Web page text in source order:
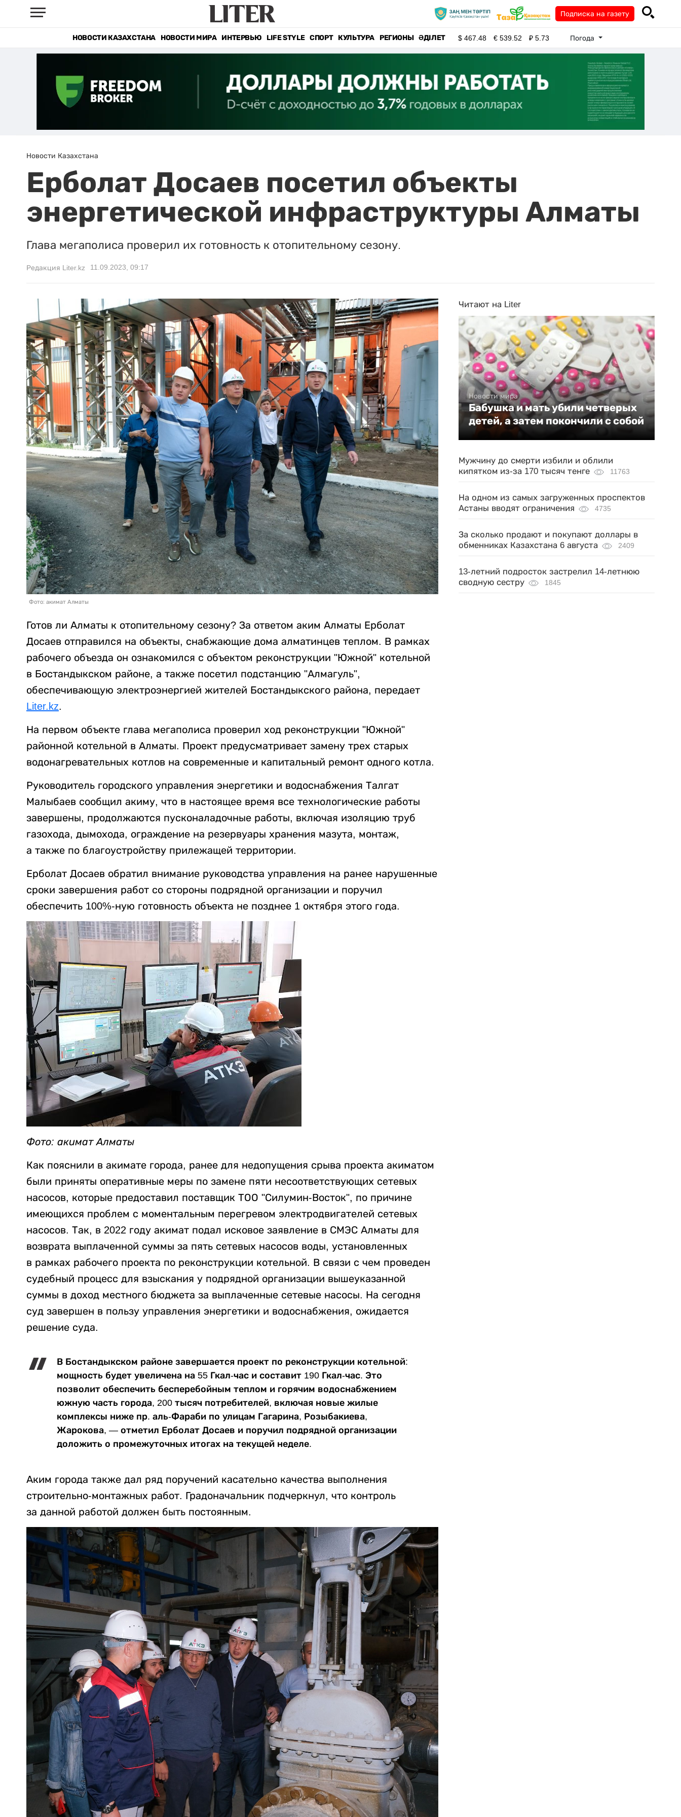
Подписка на газету
НОВОСТИ КАЗАХСТАНА НОВОСТИ МИРА ИНТЕРВЬЮ LIFE STYLE СПОРТ КУЛЬТУРА РЕГИОНЫ ӘДІЛЕТ $467.48 €539.52 ₽5.73 Погода
Новости Казахстана
Ерболат Досаев посетил объекты
энергетической инфраструктуры Алматы
Глава мегаполиса проверил их готовность к отопительному сезону.
Редакция Liter.kz 11.09.2023, 09:17
Фото: акимат Алматы
Готов ли Алматы к отопительному сезону? За ответом аким Алматы Ерболат
Досаев отправился на объекты, снабжающие дома алматинцев теплом. В рамках
рабочего объезда он ознакомился с объектом реконструкции "Южной" котельной
в Бостандыкском районе, а также посетил подстанцию "Алмагуль",
обеспечивающую электроэнергией жителей Бостандыкского района, передает
Liter.kz.
На первом объекте глава мегаполиса проверил ход реконструкции "Южной"
районной котельной в Алматы. Проект предусматривает замену трех старых
водонагревательных котлов на современные и капитальный ремонт одного котла.
Руководитель городского управления энергетики и водоснабжения Талгат
Малыбаев сообщил акиму, что в настоящее время все технологические работы
завершены, продолжаются пусконаладочные работы, включая изоляцию труб
газохода, дымохода, ограждение на резервуары хранения мазута, монтаж,
а также по благоустройству прилежащей территории.
Ерболат Досаев обратил внимание руководства управления на ранее нарушенные
сроки завершения работ со стороны подрядной организации и поручил
обеспечить 100%-ную готовность объекта не позднее 1 октября этого года.
Фото: акимат Алматы
Как пояснили в акимате города, ранее для недопущения срыва проекта акиматом
были приняты оперативные меры по замене пяти несоответствующих сетевых
насосов, которые предоставил поставщик ТОО "Силумин-Восток", по причине
имеющихся проблем с моментальным перегревом электродвигателей сетевых
насосов. Так, в 2022 году акимат подал исковое заявление в СМЭС Алматы для
возврата выплаченной суммы за пять сетевых насосов воды, установленных
в рамках рабочего проекта по реконструкции котельной. В связи с чем проведен
судебный процесс для взыскания у подрядной организации вышеуказанной
суммы в доход местного бюджета за выплаченные сетевые насосы. На сегодня
суд завершен в пользу управления энергетики и водоснабжения, ожидается
решение суда.
В Бостандыкском районе завершается проект по реконструкции котельной:
мощность будет увеличена на 55 Гкал-час и составит 190 Гкал-час. Это
позволит обеспечить бесперебойным теплом и горячим водоснабжением
южную часть города, 200 тысяч потребителей, включая новые жилые
комплексы ниже пр. аль-Фараби по улицам Гагарина, Розыбакиева,
Жарокова, — отметил Ерболат Досаев и поручил подрядной организации
доложить о промежуточных итогах на текущей неделе.
Аким города также дал ряд поручений касательно качества выполнения
строительно-монтажных работ. Градоначальник подчеркнул, что контроль
за данной работой должен быть постоянным.
Читают на Liter
Новости мира
Бабушка и мать убили четверых
детей, а затем покончили с собой
Мужчину до смерти избили и облили
кипятком из-за 170 тысяч тенге
11763
На одном из самых загруженных проспектов
Астаны вводят ограничения
4735
За сколько продают и покупают доллары в
обменниках Казахстана 6 августа
2409
13-летний подросток застрелил 14-летнюю
сводную сестру
1845